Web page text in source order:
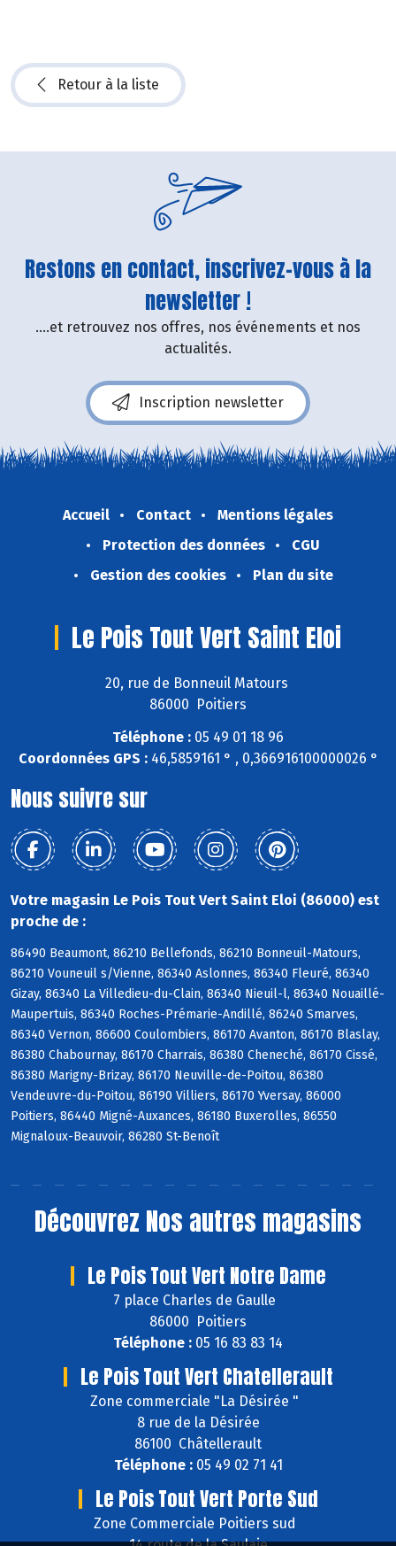
Retour à la liste
Restons en contact, inscrivez-vous à la
newsletter !
....et retrouvez nos offres, nos événements et nos
actualités.
Inscription newsletter
Accueil Contact
Mentions légales
Protection des données
CGU
Gestion des cookies
Plan du site
Le Pois Tout Vert Saint Eloi
20, rue de Bonneuil Matours
86000 Poitiers
Téléphone : 05 49 01 18 96
Coordonnées GPS :46,5859161 ° , 0,366916100000026 °
Nous suivre sur
Votre magasin Le Pois Tout Vert Saint Eloi (86000) est
proche de :
86490 Beaumont, 86210 Bellefonds, 86210 Bonneuil-Matours,
86210 Vouneuil s/Vienne, 86340 Aslonnes, 86340 Fleuré, 86340
Gizay, 86340 La Villedieu-du-Clain, 86340 Nieuil-l, 86340 Nouaillé-
Maupertuis, 86340 Roches-Prémarie-Andillé, 86240 Smarves,
86340 Vernon, 86600 Coulombiers, 86170 Avanton, 86170 Blaslay,
86380 Chabournay, 86170 Charrais, 86380 Cheneché, 86170 Cissé,
86380 Marigny-Brizay, 86170 Neuville-de-Poitou, 86380
Vendeuvre-du-Poitou, 86190 Villiers, 86170 Yversay, 86000
Poitiers, 86440 Migné-Auxances, 86180 Buxerolles, 86550
Mignaloux-Beauvoir, 86280 St-Benoît
Découvrez Nos autres magasins
Le Pois Tout Vert Notre Dame
7 place Charles de Gaulle
86000 Poitiers
Téléphone : 05 16 83 83 14
Le Pois Tout Vert Chatellerault
Zone commerciale "La Désirée "
8 rue de la Désirée
86100 Châtellerault
Téléphone :05 49 02 71 41
Le Pois Tout Vert Porte Sud
Zone Commerciale Poitiers sud